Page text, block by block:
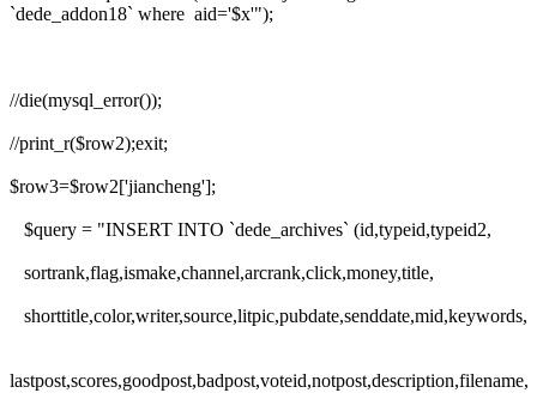
`dede_addon18` where aid='$x'");
//die(mysql_error());
//print_r($row2);exit;
$row3=$row2['jiancheng'];
$query = "INSERT INTO `dede_archives` (id,typeid,typeid2,
sortrank,flag,ismake,channel,arcrank,click,money,title,
shorttitle,color,writer,source,litpic,pubdate,senddate,mid,keywords,
lastpost,scores,goodpost,badpost,voteid,notpost,description,filename,